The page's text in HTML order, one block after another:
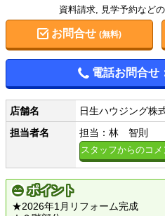
資料請求, 見学予約など
お問合せ (無料)
電話お問合せ
店舗名
日生ハウジング株
担当者名
担当：林 智則
スタッフからのコメ
ポイント
★2026年1月リフォーム完成